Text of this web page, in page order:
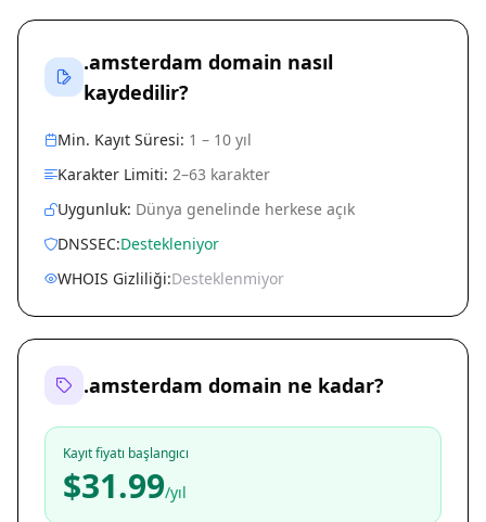
.amsterdam domain nasıl
kaydedilir?
Min. Kayıt Süresi: 1 – 10 yıl
Karakter Limiti: 2–63 karakter
Uygunluk: Dünya genelinde herkese açık
DNSSEC:Destekleniyor
WHOIS Gizliliği:Desteklenmiyor
.amsterdam domain ne kadar?
Kayıt fiyatı başlangıcı
$31.99/yıl